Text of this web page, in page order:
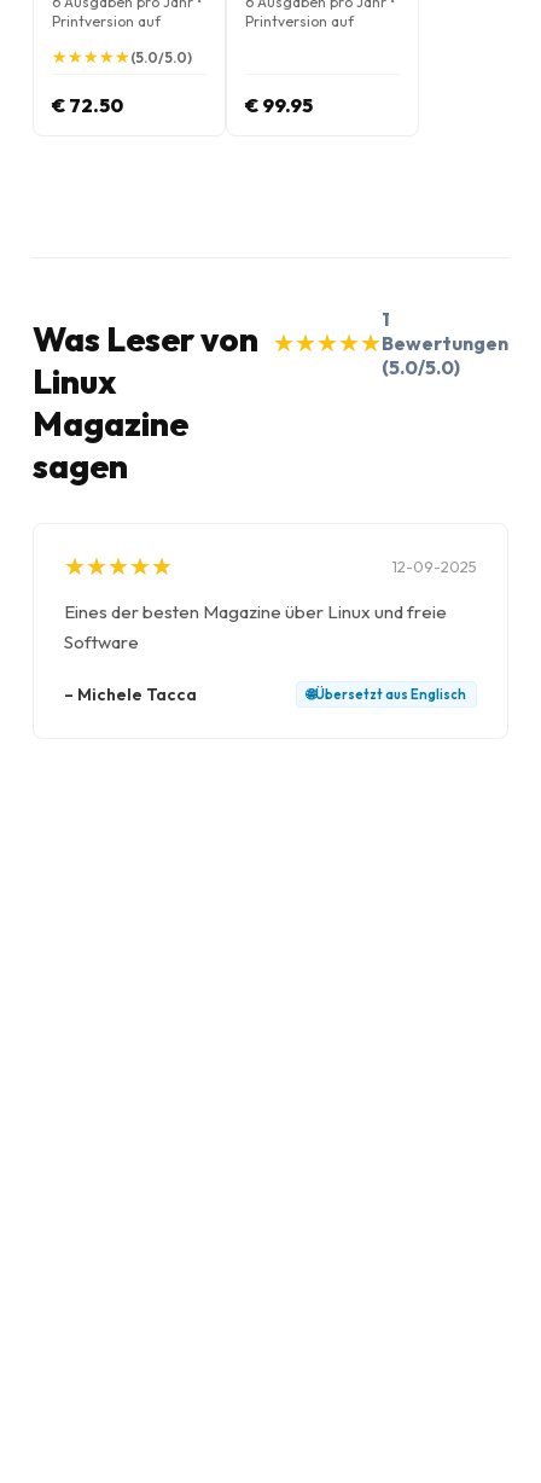
Printversion auf
★
★★
★★
★★
★★
★(5.0/5.0)
€ 72.50
Printversion auf
€ 99.95
Was Leser von
Linux
Magazine
sagen
★
★★
★★
★★
★★
★
1
Bewertungen
(5.0/5.0)
★
★★
★★
★★
★★
★ 12-09-2025
Eines der besten Magazine über Linux und freie
Software
– Michele Tacca 🌐Übersetzt aus Englisch